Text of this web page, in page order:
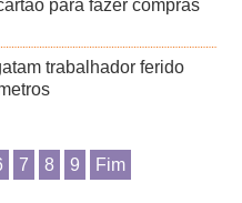
para fazer compras
trabalhador ferido
7 8 9 Fim